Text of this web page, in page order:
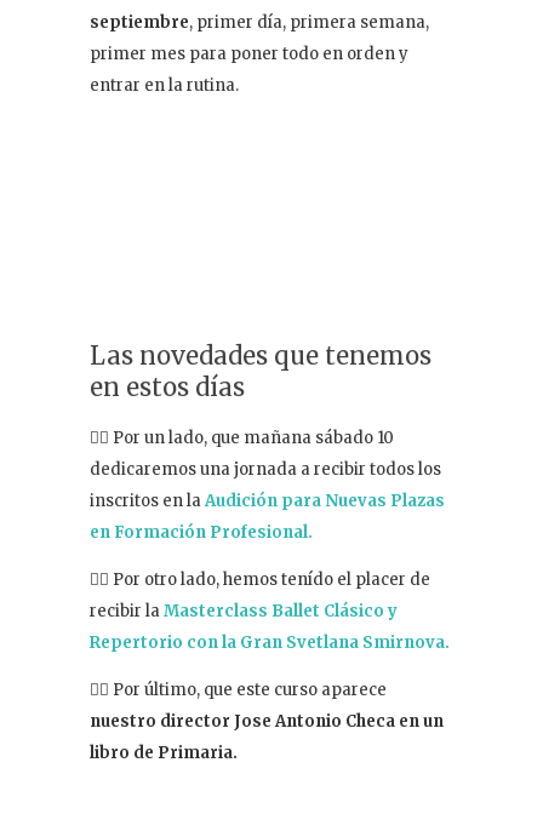
septiembre, primer día, primera semana,
primer mes para poner todo en orden y
entrar en la rutina.
Las novedades que tenemos
en estos días
👉🏻 Por un lado, que mañana sábado 10
dedicaremos una jornada a recibir todos los
inscritos en laAudición para Nuevas Plazas
en Formación Profesional.
👉🏻 Por otro lado, hemos tenído el placer de
recibir laMasterclass Ballet Clásico y
Repertorio con la Gran Svetlana Smirnova.
👉🏻 Por último, que este curso aparece
nuestro director Jose Antonio Checa en un
libro de Primaria.